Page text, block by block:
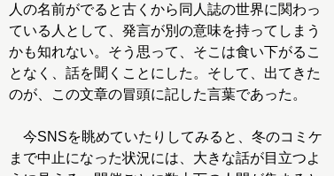
人の名前がでると古くから同人誌の世界に関わっ
ている人として、発言が別の意味を持ってしまう
かも知れない。そう思って、そこは食い下がるこ
となく、話を聞くことにした。そして、出てきた
のが、この文章の冒頭に記した言葉であった。
今SNSを眺めていたりしてみると、冬のコミケ
まで中止になった状況には、大きな話が目立つよ